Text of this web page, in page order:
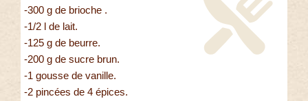
-300 g de brioche .
-1/2 l de lait.
-125 g de beurre.
-200 g de sucre brun.
-1 gousse de vanille.
-2 pincées de 4 épices.